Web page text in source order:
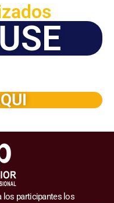
los participantes los